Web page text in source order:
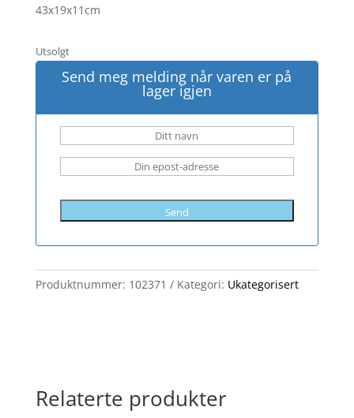
43x19x11cm
Utsolgt
Send meg melding når varen er på
lager igjen
Send
Produktnummer: 102371 Kategori: Ukategorisert
Relaterte produkter